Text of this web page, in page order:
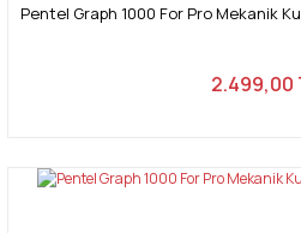
Pentel Graph 1000 For Pro Mekanik
2.499,00